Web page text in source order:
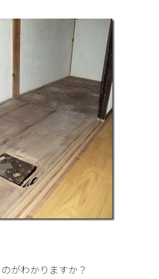
がわかりますか？